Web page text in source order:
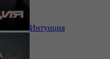
Интуиция